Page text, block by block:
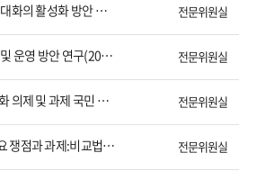
산재 감축을 위한 사회적 대화의 활성화 방안 연구(2025) 전문위원실
계층별 위원회 의제 개발 및 운영 방안 연구(2025) 전문위원실
복합위기 시대 사회적 대화 의제 및 과제 국민 인식조사 보고서(2025) 전문위원실
집단적 노사관계법의 주요 쟁점과 과제:비교법적 검토(2025) 전문위원실